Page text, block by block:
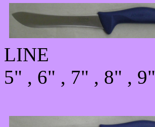
LINE
5" , 6" , 7" , 8" , 9"